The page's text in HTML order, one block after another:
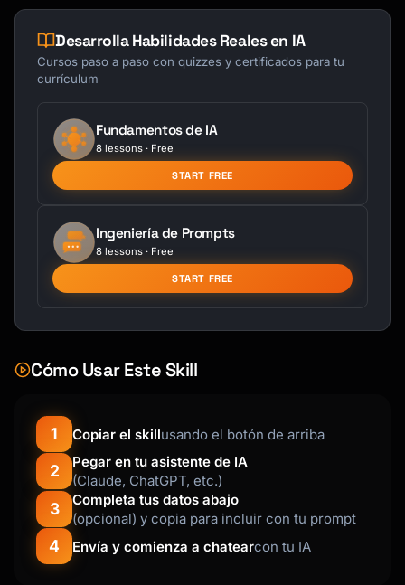
### 7. Timeline
- Project phases
- Dependencies
### 8. Team
- Project team
- Roles and responsibilities
### 9. Investment
- Pricing structure
- Payment terms
- Validity period
- Client responsibilities
### 11. Next Steps
- How to proceed
- Contact information
- Signature block
## Output Format
Desarrolla Habilidades Reales en IA
Cursos paso a paso con quizzes y certificados para tu
currículum
Fundamentos de IA
8 lessons · Free
START FREE
Ingeniería de Prompts
8 lessons · Free
START FREE
Cómo Usar Este Skill
1 Copiar el skillusando el botón de arriba
2
Pegar en tu asistente de IA
(Claude, ChatGPT, etc.)
3
Completa tus datos abajo
(opcional) y copia para incluir con tu prompt
4 Envía y comienza a chatearcon tu IA